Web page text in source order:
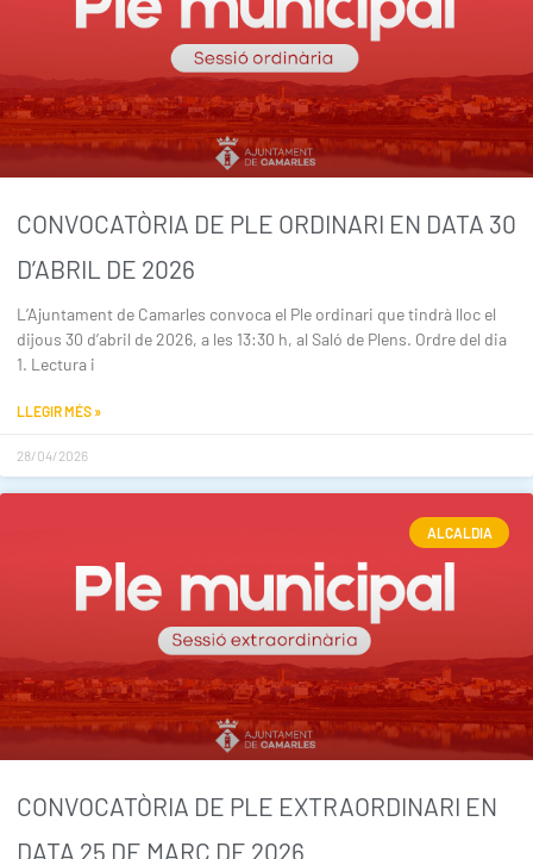
CONVOCATÒRIA DE PLE ORDINARI EN DATA 30
D’ABRIL DE 2026
L’Ajuntament de Camarles convoca el Ple ordinari que tindrà lloc el
dijous 30 d’abril de 2026, a les 13:30 h, al Saló de Plens. Ordre del dia
1. Lectura i
LLEGIR MÉS »
28/04/2026
ALCALDIA
CONVOCATÒRIA DE PLE EXTRAORDINARI EN
DATA 25 DE MARÇ DE 2026